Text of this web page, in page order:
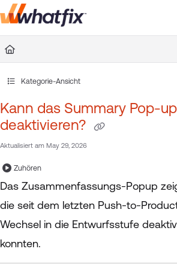
Documentation Index
Fetch the complete documentation
Kategorie-Ansicht
Kann das Summary Pop-
deaktivieren?
Aktualisiert am May 29, 2026
Zuhören
Das Zusammenfassungs-Popup
die seit dem letzten Push-to-
Wechsel in die Entwurfsstufe
konnten.